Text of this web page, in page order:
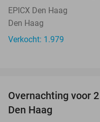
EPICX Den Haag
Den Haag
Verkocht: 1.979
Overnachting voor
Den Haag